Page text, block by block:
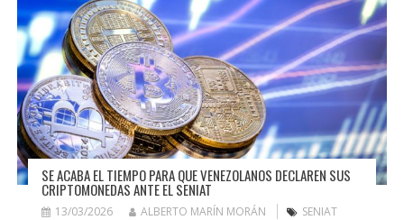
SE ACABA EL TIEMPO PARA QUE VENEZOLANOS DECLAREN SUS
CRIPTOMONEDAS ANTE EL SENIAT
13/03/2026 ALBERTO MARÍN MORÁN SENIAT